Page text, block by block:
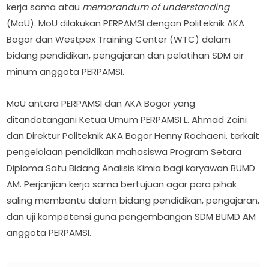
kerja sama atau memorandum of understanding
(MoU). MoU dilakukan PERPAMSI dengan Politeknik AKA
Bogor dan Westpex Training Center (WTC) dalam
bidang pendidikan, pengajaran dan pelatihan SDM air
minum anggota PERPAMSI.
MoU antara PERPAMSI dan AKA Bogor yang
ditandatangani Ketua Umum PERPAMSI L. Ahmad Zaini
dan Direktur Politeknik AKA Bogor Henny Rochaeni, terkait
pengelolaan pendidikan mahasiswa Program Setara
Diploma Satu Bidang Analisis Kimia bagi karyawan BUMD
AM. Perjanjian kerja sama bertujuan agar para pihak
saling membantu dalam bidang pendidikan, pengajaran,
dan uji kompetensi guna pengembangan SDM BUMD AM
anggota PERPAMSI.